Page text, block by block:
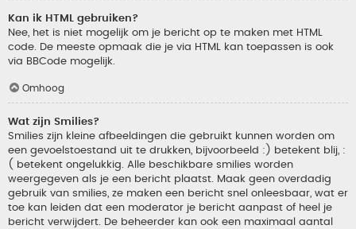
Kan ik HTML gebruiken?
Nee, het is niet mogelijk om je bericht op te maken met HTML
code. De meeste opmaak die je via HTML kan toepassen is ook
via BBCode mogelijk.
Omhoog
Wat zijn Smilies?
Smilies zijn kleine afbeeldingen die gebruikt kunnen worden om
een gevoelstoestand uit te drukken, bijvoorbeeld :) betekent blij, :
( betekent ongelukkig. Alle beschikbare smilies worden
weergegeven als je een bericht plaatst. Maak geen overdadig
gebruik van smilies, ze maken een bericht snel onleesbaar, wat er
toe kan leiden dat een moderator je bericht aanpast of heel je
bericht verwijdert. De beheerder kan ook een maximaal aantal